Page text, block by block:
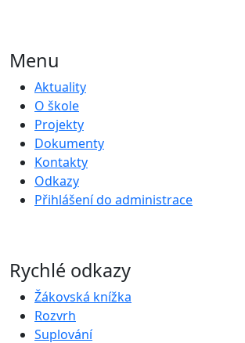
Menu
Aktuality
O škole
Projekty
Dokumenty
Kontakty
Odkazy
Přihlášení do administrace
Rychlé odkazy
Žákovská knížka
Rozvrh
Suplování